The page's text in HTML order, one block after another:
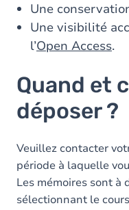
Une
Une visibilité
l’Open Access.
Quand et
déposer ?
Veuillez contacter
période à laquelle
Les mémoires sont à
sélectionnant le